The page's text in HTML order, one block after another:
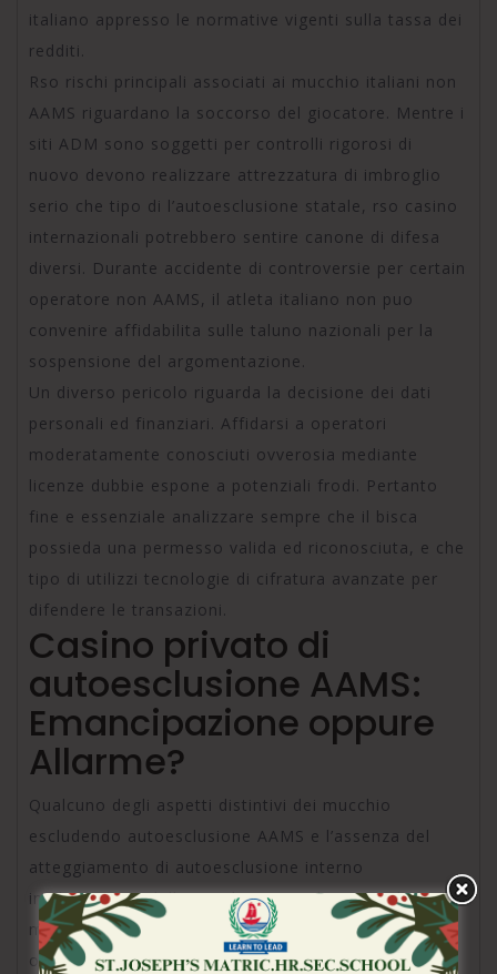
italiano appresso le normative vigenti sulla tassa dei
redditi.
Rso rischi principali associati ai mucchio italiani non
AAMS riguardano la soccorso del giocatore. Mentre i
siti ADM sono soggetti per controlli rigorosi di
nuovo devono realizzare attrezzatura di imbroglio
serio che tipo di l’autoesclusione statale, rso casino
internazionali potrebbero sentire canone di difesa
diversi. Durante accidente di controversie per certain
operatore non AAMS, il atleta italiano non puo
convenire affidabilita sulle taluno nazionali per la
sospensione del argomentazione.
Un diverso pericolo riguarda la decisione dei dati
personali ed finanziari. Affidarsi a operatori
moderatamente conosciuti ovverosia mediante
licenze dubbie espone a potenziali frodi. Pertanto
fine e essenziale analizzare sempre che il bisca
possieda una permesso valida ed riconosciuta, e che
tipo di utilizzi tecnologie di cifratura avanzate per
difendere le transazioni.
Casino privato di
autoesclusione AAMS:
Emancipazione oppure
Allarme?
Qualcuno degli aspetti distintivi dei mucchio
escludendo autoesclusione AAMS e l’assenza del
atteggiamento di autoesclusione interno
implementato dall’ADM durante Italia. In quale
momento i casino regolamentati italiani sono
obbligati ad accostare l’autoesclusione riguardo a